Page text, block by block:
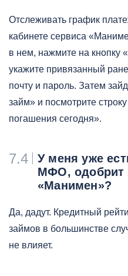
Отслеживать график
кабинете сервиса
в нем, нажмите на кнопку
укажите привязанный
почту и пароль. Затем
займ» и посмотрите
погашения сегодня».
7.4
У меня уже
МФО, одобрит
«Манимен»?
Да, дадут. Кредитный
займов в большинстве
не влияет.